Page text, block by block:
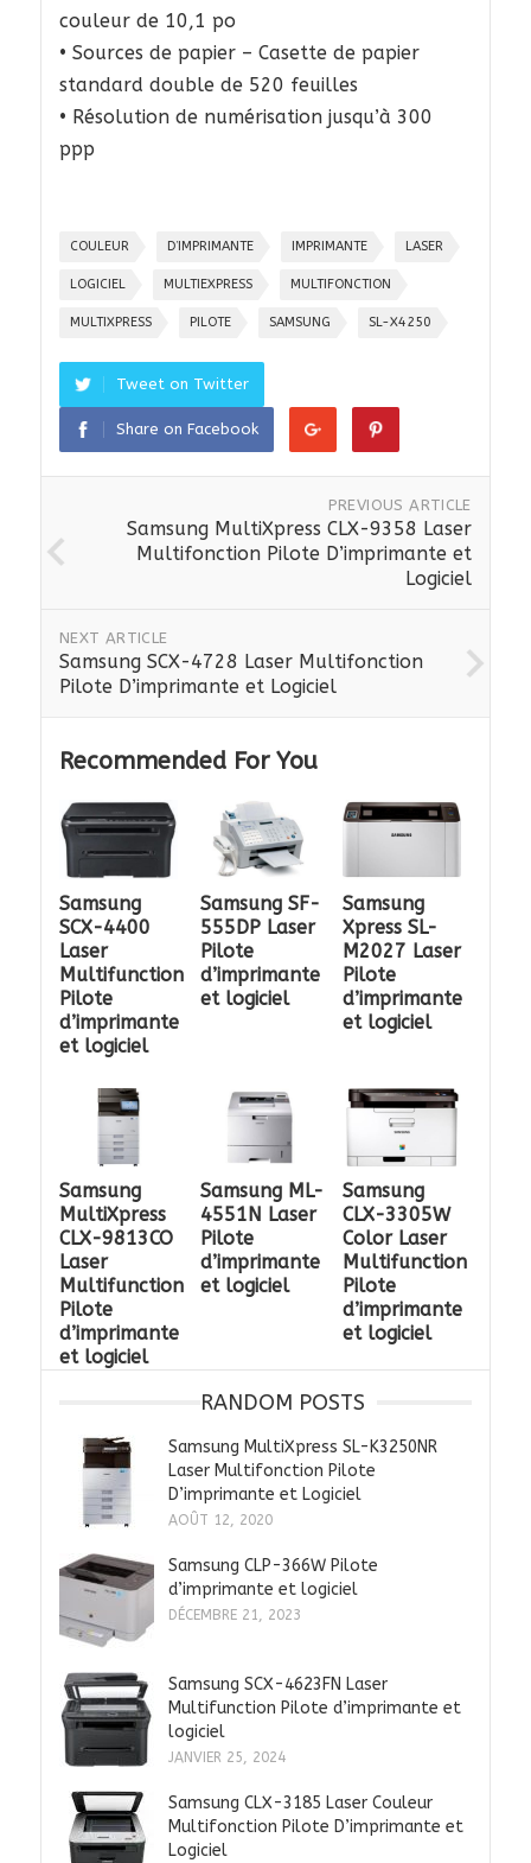
couleur de 10,1 po
• Sources de papier – Casette de papier
standard double de 520 feuilles
• Résolution de numérisation jusqu’à 300
ppp
COULEUR D’IMPRIMANTE IMPRIMANTE LASER
LOGICIEL MULTIEXPRESS MULTIFONCTION
MULTIXPRESS PILOTE SAMSUNG SL-X4250
Tweet on Twitter
Share on Facebook
PREVIOUS ARTICLE
Samsung MultiXpress CLX-9358 Laser
Multifonction Pilote D’imprimante et
Logiciel
NEXT ARTICLE
Samsung SCX-4728 Laser Multifonction
Pilote D’imprimante et Logiciel
Recommended For You
Samsung
SCX-4400
Laser
Multifunction
Pilote
d’imprimante
et logiciel
Samsung SF-
555DP Laser
Pilote
d’imprimante
et logiciel
Samsung
Xpress SL-
M2027 Laser
Pilote
d’imprimante
et logiciel
Samsung
MultiXpress
CLX-9813CO
Laser
Multifunction
Pilote
d’imprimante
et logiciel
Samsung ML-
4551N Laser
Pilote
d’imprimante
et logiciel
Samsung
CLX-3305W
Color Laser
Multifunction
Pilote
d’imprimante
et logiciel
RANDOM POSTS
Samsung MultiXpress SL-K3250NR
Laser Multifonction Pilote
D’imprimante et Logiciel
AOÛT 12, 2020
Samsung CLP-366W Pilote
d’imprimante et logiciel
DÉCEMBRE 21, 2023
Samsung SCX-4623FN Laser
Multifunction Pilote d’imprimante et
logiciel
JANVIER 25, 2024
Samsung CLX-3185 Laser Couleur
Multifonction Pilote D’imprimante et
Logiciel